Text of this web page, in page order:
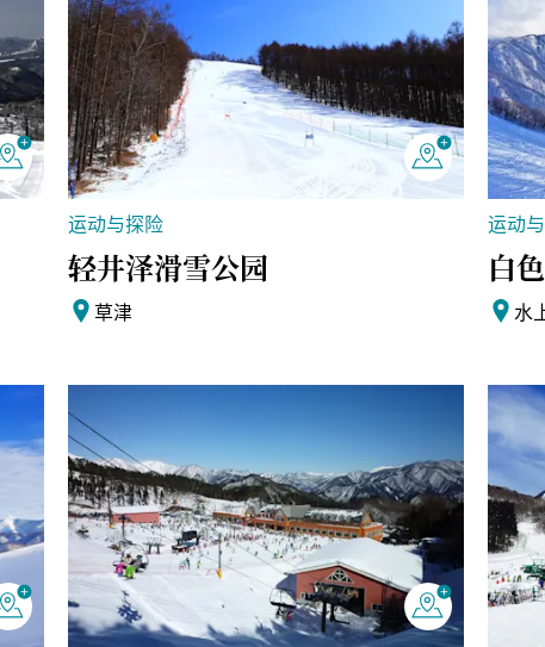
运动与探险
轻井泽滑雪公园
草津
运动
白
水